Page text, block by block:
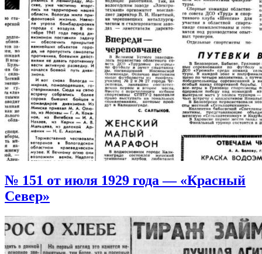
№ 151 от июля 1929 года — «Красный
Север»